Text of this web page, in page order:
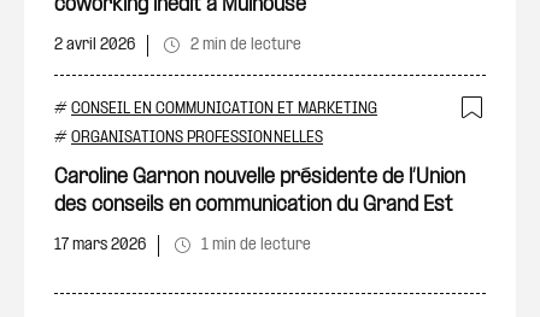
coworking inédit à Mulhouse
2 avril 2026 2 min de lecture
# CONSEIL EN COMMUNICATION ET MARKETING
# ORGANISATIONS PROFESSIONNELLES
Caroline Garnon nouvelle présidente de l’Union
des conseils en communication du Grand Est
17 mars 2026 1 min de lecture